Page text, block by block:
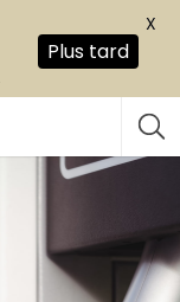
Plus tard
X